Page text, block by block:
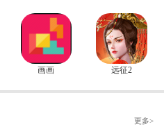
画画 远征2
更多>